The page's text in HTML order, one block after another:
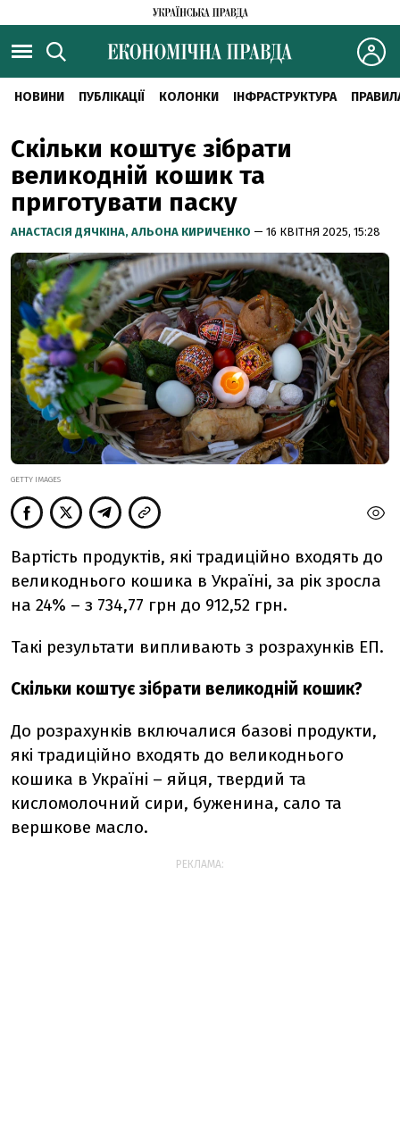
НОВИНИ ПУБЛІКАЦІЇ КОЛОНКИ ІНФРАСТРУКТУРА
Скільки коштує зібрати
великодній кошик та
приготувати паску
АНАСТАСІЯ ДЯЧКІНА, АЛЬОНА КИРИЧЕНКО — 16 КВІТНЯ 2025, 15:28
GETTY IMAGES
Вартість продуктів, які традиційно входять до
великоднього кошика в Україні, за рік зросла
на 24% – з 734,77 грн до 912,52 грн.
Такі результати випливають з розрахунків ЕП.
Скільки коштує зібрати великодній кошик?
До розрахунків включалися базові продукти,
які традиційно входять до великоднього
кошика в Україні – яйця, твердий та
кисломолочний сири, буженина, сало та
вершкове масло.
РЕКЛАМА: